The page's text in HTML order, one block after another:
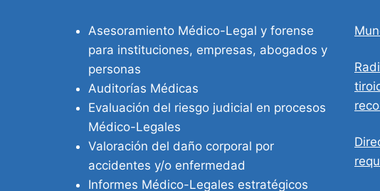
Asesoramiento Médico-Legal y forense
para instituciones, empresas, abogados y
personas
Auditorías Médicas
Evaluación del riesgo judicial en procesos
Médico-Legales
Valoración del daño corporal por
accidentes y/o enfermedad
Informes Médico-Legales estratégicos